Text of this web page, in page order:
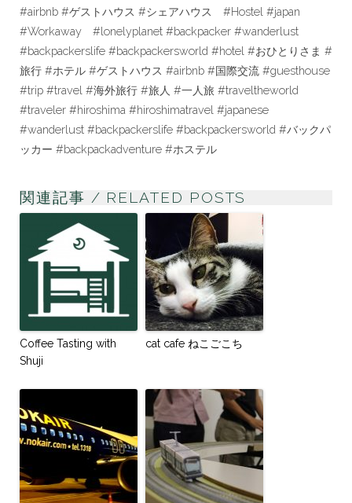
#airbnb #ゲストハウス #シェアハウス #Hostel #japan
#Workaway #lonelyplanet #backpacker #wanderlust
#backpackerslife #backpackersworld #hotel #おひとりさま #
旅行 #ホテル #ゲストハウス #airbnb #国際交流 #guesthouse
#trip #travel #海外旅行 #旅人 #一人旅 #traveltheworld
#traveler #hiroshima #hiroshimatravel #japanese
#wanderlust #backpackerslife #backpackersworld #バックパ
ッカー #backpackadventure #ホステル
関連記事 / RELATED POSTS
Coffee Tasting with
Shuji
cat cafe ねこごこち